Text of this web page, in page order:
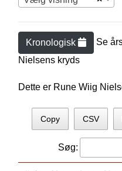
Kronologisk Se
Nielsens kryds
Dette er Rune Wiig
Copy CSV
Søg: